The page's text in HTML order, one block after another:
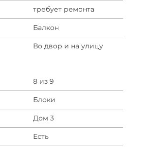
требует ремонта
Балкон
Во двор и на улицу
8 из 9
Блоки
Дом 3
Есть